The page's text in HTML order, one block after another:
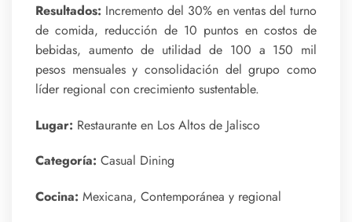
Resultados: Incremento del 30% en ventas del turno
de comida, reducción de 10 puntos en costos de
bebidas, aumento de utilidad de 100 a 150 mil
pesos mensuales y consolidación del grupo como
líder regional con crecimiento sustentable.
Lugar: Restaurante en Los Altos de Jalisco
Categoría: Casual Dining
Cocina: Mexicana, Contemporánea y regional